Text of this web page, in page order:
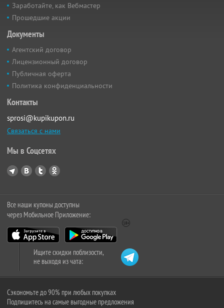
Заработайте, как Вебмастер
Прошедшие акции
Документы
Агентский договор
Лицензионный договор
Публичная оферта
Политика конфиденциальности
Контакты
sprosi@kupikupon.ru
Связаться с нами
Мы в Соцсетях
Все наши купоны доступны
через Мобильное Приложение:
Ищите скидки поблизости,
не выходя из чата:
Сэкономьте до 90% при любых покупках
Подпишитесь на самые выгодные предложения